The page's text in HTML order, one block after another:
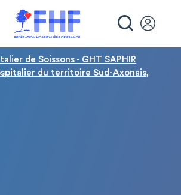
de Soissons - GHT SAPHIR
du territoire Sud-Axonais,
des cookies